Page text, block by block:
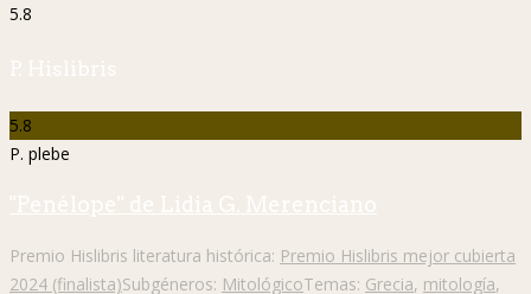
5.8
P. Hislibris
5.8
P. plebe
"Penélope" de Lidia G. Merenciano
Premio Hislibris literatura histórica: Premio Hislibris mejor cubierta
2024 (finalista)Subgéneros: MitológicoTemas: Grecia, mitología,